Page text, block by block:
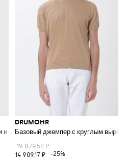
круглым вырезом с ребристыми
DRUMOHR
Базовый джемпер с круглым
19 879,52 ₽
14 909,17 ₽
-25%